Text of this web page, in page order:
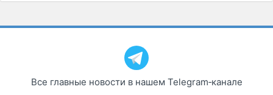
Все главные новости в нашем Telegram‑канале